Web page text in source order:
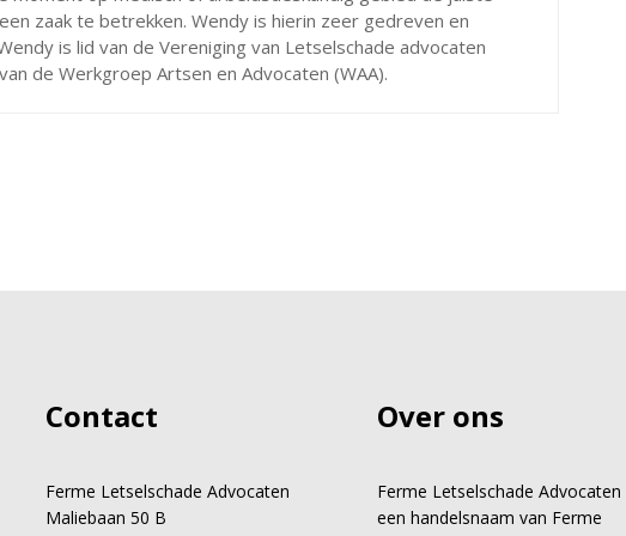
zaak te betrekken. Wendy is hierin zeer gedreven en
is lid van de Vereniging van Letselschade advocaten
de Werkgroep Artsen en Advocaten (WAA).
Contact
Ferme Letselschade Advocaten
Maliebaan 50 B
Over ons
Ferme Letselschade Advocaten
een handelsnaam van Ferme